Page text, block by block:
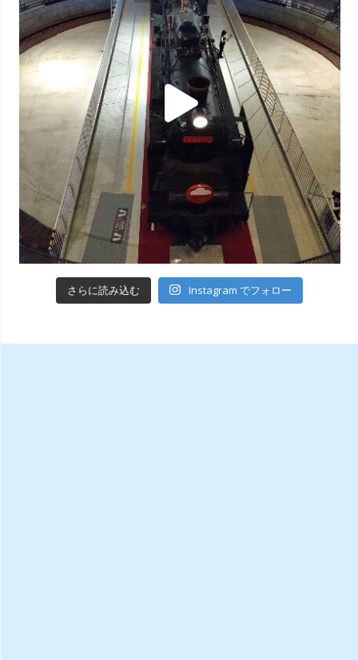
さらに読み込む Instagram でフォロー